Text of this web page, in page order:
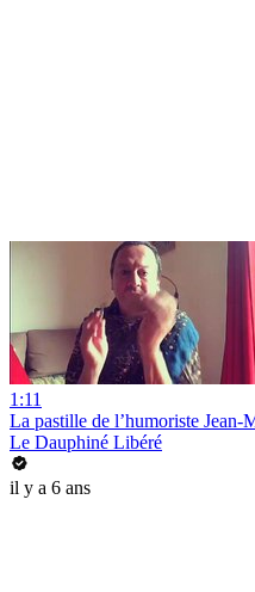
1:11
La pastille de l’humoriste Jean-
Le Dauphiné Libéré
il y a 6 ans